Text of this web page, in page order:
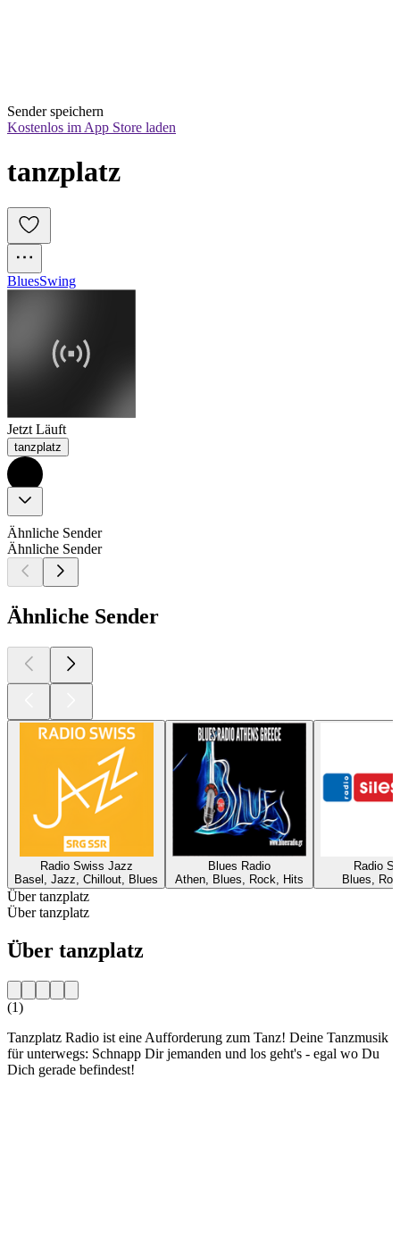
Sender speichern
Kostenlos im App Store laden
tanzplatz
BluesSwing
Jetzt Läuft
tanzplatz
Ähnliche Sender
Ähnliche Sender
Ähnliche Sender
Radio Swiss Jazz
Basel, Jazz, Chillout, Blues
Blues Radio
Athen, Blues, Rock, Hits
Radio
Blues,
Über tanzplatz
Über tanzplatz
Über tanzplatz
(1)
Tanzplatz Radio ist eine Aufforderung zum Tanz! Deine Tanzmusik
für unterwegs: Schnapp Dir jemanden und los geht's - egal wo Du
Dich gerade befindest!